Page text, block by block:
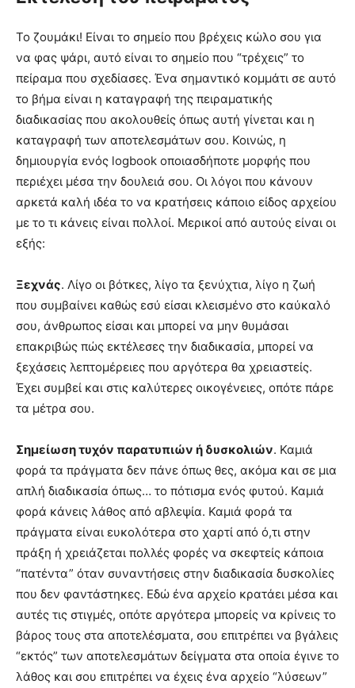
Το ζουμάκι! Είναι το σημείο που βρέχεις κώλο σου για
να φας ψάρι, αυτό είναι το σημείο που “τρέχεις” το
πείραμα που σχεδίασες. Ένα σημαντικό κομμάτι σε αυτό
το βήμα είναι η καταγραφή της πειραματικής
διαδικασίας που ακολουθείς όπως αυτή γίνεται και η
καταγραφή των αποτελεσμάτων σου. Κοινώς, η
δημιουργία ενός logbook οποιασδήποτε μορφής που
περιέχει μέσα την δουλειά σου. Οι λόγοι που κάνουν
αρκετά καλή ιδέα το να κρατήσεις κάποιο είδος αρχείου
με το τι κάνεις είναι πολλοί. Μερικοί από αυτούς είναι οι
εξής:
Ξεχνάς. Λίγο οι βότκες, λίγο τα ξενύχτια, λίγο η ζωή
που συμβαίνει καθώς εσύ είσαι κλεισμένο στο καύκαλό
σου, άνθρωπος είσαι και μπορεί να μην θυμάσαι
επακριβώς πώς εκτέλεσες την διαδικασία, μπορεί να
ξεχάσεις λεπτομέρειες που αργότερα θα χρειαστείς.
Έχει συμβεί και στις καλύτερες οικογένειες, οπότε πάρε
τα μέτρα σου.
Σημείωση τυχόν παρατυπιών ή δυσκολιών. Καμιά
φορά τα πράγματα δεν πάνε όπως θες, ακόμα και σε μια
απλή διαδικασία όπως… το πότισμα ενός φυτού. Καμιά
φορά κάνεις λάθος από αβλεψία. Καμιά φορά τα
πράγματα είναι ευκολότερα στο χαρτί από ό,τι στην
πράξη ή χρειάζεται πολλές φορές να σκεφτείς κάποια
“πατέντα” όταν συναντήσεις στην διαδικασία δυσκολίες
που δεν φαντάστηκες. Εδώ ένα αρχείο κρατάει μέσα και
αυτές τις στιγμές, οπότε αργότερα μπορείς να κρίνεις το
βάρος τους στα αποτελέσματα, σου επιτρέπει να βγάλεις
“εκτός” των αποτελεσμάτων δείγματα στα οποία έγινε το
λάθος και σου επιτρέπει να έχεις ένα αρχείο “λύσεων”